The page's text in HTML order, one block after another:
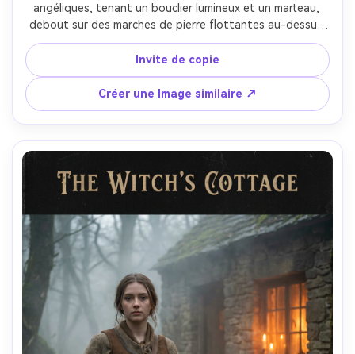
angéliques, tenant un bouclier lumineux et un marteau,
debout sur des marches de pierre flottantes au-dessus
des nuages, halo de soleil derrière la tête, particules
dérivant, pose centrée héroïque, espace négatif propre
pour le titre du jeu en haut, réflexions métalliques ultra-
réalistes, prise sur Nikon Z9, 85mm, détails nets, affiche
cinématographique épique
Invite de copie
Créer une Image similaire ↗